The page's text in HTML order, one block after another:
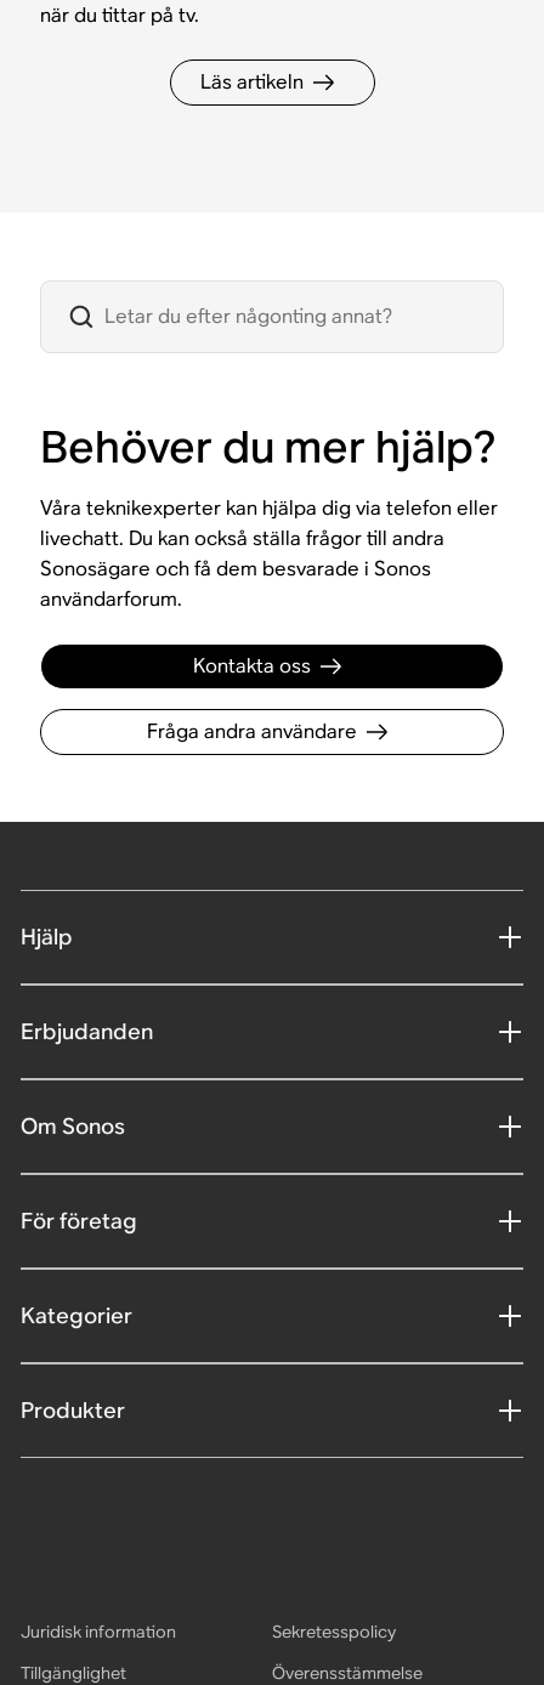
när du tittar på tv.
Läs artikeln
Behöver du mer hjälp?
Våra teknikexperter kan hjälpa dig via telefon eller
livechatt. Du kan också ställa frågor till andra
Sonosägare och få dem besvarade i Sonos
användarforum.
Kontakta oss
Fråga andra användare
Hjälp
Erbjudanden
Om Sonos
För företag
Kategorier
Produkter
Juridisk information
Sekretesspolicy
Tillgänglighet
Överensstämmelse